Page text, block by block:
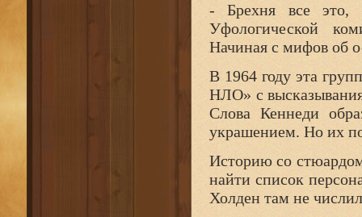
- Брехня все это,
Уфологической
Начиная с мифов об
В 1964 году эта
НЛО» с
Слова Кеннеди
украшением. Но их
Историю со
найти список
Холден там не